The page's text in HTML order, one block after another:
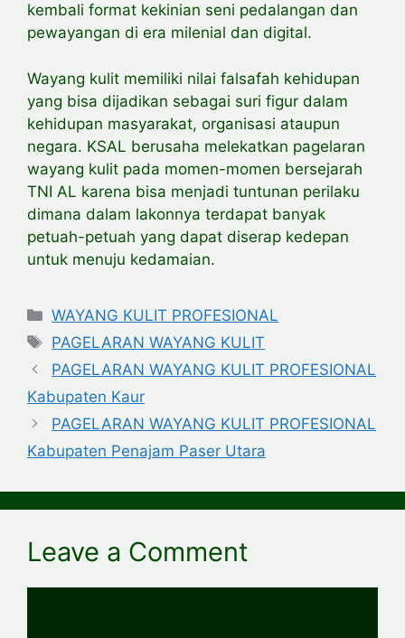
kembali format kekinian seni pedalangan dan
pewayangan di era milenial dan digital.
Wayang kulit memiliki nilai falsafah kehidupan
yang bisa dijadikan sebagai suri figur dalam
kehidupan masyarakat, organisasi ataupun
negara. KSAL berusaha melekatkan pagelaran
wayang kulit pada momen-momen bersejarah
TNI AL karena bisa menjadi tuntunan perilaku
dimana dalam lakonnya terdapat banyak
petuah-petuah yang dapat diserap kedepan
untuk menuju kedamaian.
Categories
WAYANG KULIT PROFESIONAL
Tags
PAGELARAN WAYANG KULIT
PAGELARAN WAYANG KULIT PROFESIONAL
Kabupaten Kaur
PAGELARAN WAYANG KULIT PROFESIONAL
Kabupaten Penajam Paser Utara
Leave a Comment